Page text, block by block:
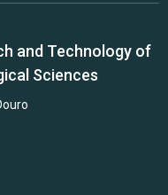
and Technology of
Sciences